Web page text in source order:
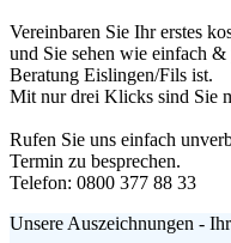
Vereinbaren Sie Ihr erstes
und Sie sehen wie einfach
Beratung Eislingen/Fils ist.
Mit nur drei Klicks sind Sie
Rufen Sie uns einfach
Termin zu besprechen.
Telefon: 0800 377 88 33
Unsere Auszeichnungen -